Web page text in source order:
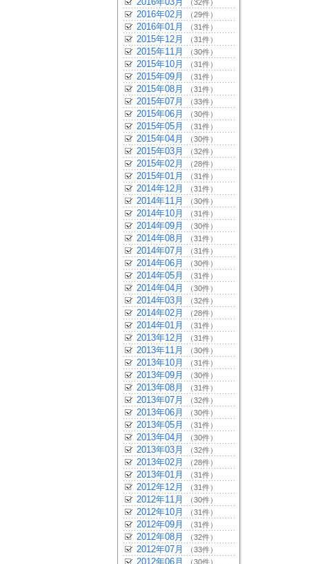
（32件）
2016年02月 （29件）
2016年01月 （31件）
2015年12月 （31件）
2015年11月 （30件）
2015年10月 （31件）
2015年09月 （31件）
2015年08月 （31件）
2015年07月 （33件）
2015年06月 （30件）
2015年05月 （31件）
2015年04月 （30件）
2015年03月 （32件）
2015年02月 （28件）
2015年01月 （31件）
2014年12月 （31件）
2014年11月 （30件）
2014年10月 （31件）
2014年09月 （30件）
2014年08月 （31件）
2014年07月 （31件）
2014年06月 （30件）
2014年05月 （31件）
2014年04月 （30件）
2014年03月 （32件）
2014年02月 （28件）
2014年01月 （31件）
2013年12月 （31件）
2013年11月 （30件）
2013年10月 （31件）
2013年09月 （30件）
2013年08月 （31件）
2013年07月 （32件）
2013年06月 （30件）
2013年05月 （31件）
2013年04月 （30件）
2013年03月 （32件）
2013年02月 （28件）
2013年01月 （31件）
2012年12月 （31件）
2012年11月 （30件）
2012年10月 （31件）
2012年09月 （31件）
2012年08月 （32件）
2012年07月 （33件）
2012年06月 （30件）